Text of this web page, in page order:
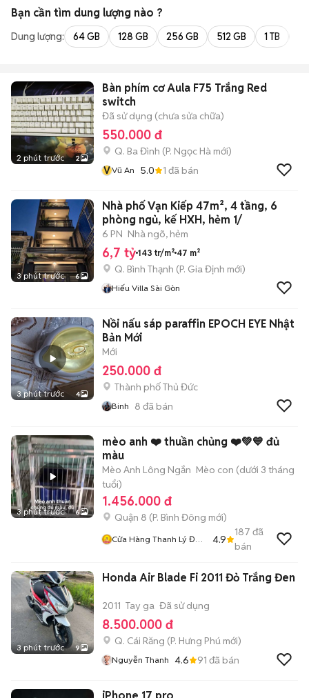
Bạn cần tìm dung lượng nào ?
Dung lượng: 64 GB 128 GB 256 GB 512 GB 1 TB
2 phút trước 2
Bàn phím cơ Aula F75 Trắng Red
switch
Đã sử dụng (chưa sửa chữa)
550.000 đ
Q. Ba Đình (P. Ngọc Hà mới)
VVũ An 5.0 1 đã bán
3 phút trước 6
Nhà phố Vạn Kiếp 47m², 4 tầng, 6
phòng ngủ, kế HXH, hẻm 1/
6 PN Nhà ngõ, hẻm
6,7 tỷ 143 tr/m² 47 m²
Q. Bình Thạnh (P. Gia Định mới)
Hiếu Villa Sài Gòn
3 phút trước 4
Nồi nấu sáp paraffin EPOCH EYE Nhật
Bản Mới
Mới
250.000 đ
Thành phố Thủ Đức
Binh 8 đã bán
3 phút trước 6
mèo anh ❤️ thuần chủng ❤️💚💙 đủ
màu
Mèo Anh Lông Ngắn Mèo con (dưới 3 tháng
tuổi)
1.456.000 đ
Quận 8 (P. Bình Đông mới)
Cửa Hàng Thanh Lý Đồ
4.9
187 đã
bán
3 phút trước 9
Honda Air Blade Fi 2011 Đỏ Trắng Đen
2011 Tay ga Đã sử dụng
8.500.000 đ
Q. Cái Răng (P. Hưng Phú mới)
Nguyễn Thanh 4.6 91 đã bán